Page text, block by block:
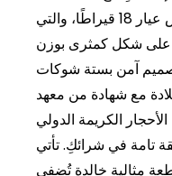
المصنوعة من الذهب الأبيض عيار 18 قيراطًا، والتي
على شكل كمثرى بوزن
آمن بستة شوكات
مع شهادة من معهد
الأحجار الكريمة الدولي (IGI) لضمان أعلى مستويات
تامة في شرائكِ. تأتي
مثالية خالدة تُضفي